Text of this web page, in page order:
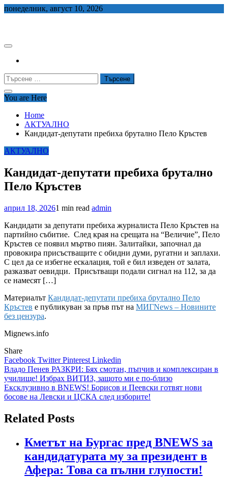
Skip
понеделник, август 10, 2026
Търсене
за:
You are Here
Home
АКТУАЛНО
Кандидат-депутати пребиха брутално Пело Кръстев
АКТУАЛНО
Кандидат-депутати пребиха брутално
Пело Кръстев
април 18, 20261 min read admin
Кандидати за депутати пребиха журналиста Пело Кръстев на
партийно събитие. След края на срещата на “Величие”, Пело
Кръстев се появил мъртво пиян. Залитайки, започнал да
провокира присъстващите с обидни думи, ругатни и заплахи.
С цел да се избегне ескалация, той е бил изведен от залата,
разказват оевидци. Присътващи подали сигнал на 112, за да
се намесят […]
Материалът Кандидат-депутати пребиха брутално Пело
Кръстев е публикуван за пръв път на МИГNews – Новините
без цензура.
Mignews.info
Share
Facebook TwitterPinterest Linkedin
Навигация
Владо Пенев РАЗКРИ: Бях смотан, пъпчив и комплексиран в
училище! Избрах ВИТИЗ, защото ми е по-близо
Ексклузивно в BNEWS! Борисов и Пеевски готвят нови
босове на Левски и ЦСКА след изборите!
Related Posts
Кметът на Бургас пред BNEWS за
кандидатурата му за президент в
Афера: Това са пълни глупости!